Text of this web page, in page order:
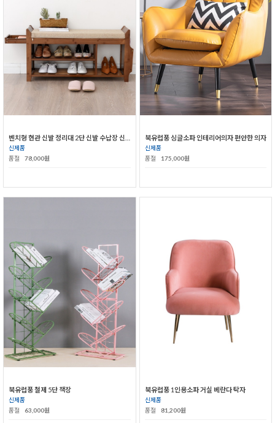
신제품
품절
78,000원
북유럽풍 싱글소파 인테리어의자 편안한 의자
신제품
품절
175,000원
북유럽풍 철제 5단 책장
신제품
품절
63,000원
북유럽풍 1인용소파 거실 베란다 탁자
신제품
품절
81,200원